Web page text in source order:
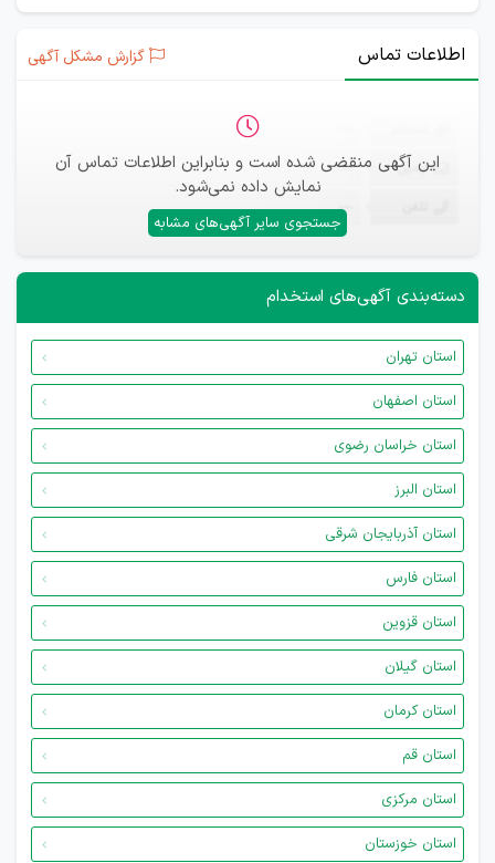
اطلاعات تماس گزارش مشکل آگهی
این آگهی منقضی شده است و بنابراین اطلاعات تماس آن
نمایش داده نمی‌شود.
جستجوی سایر آگهی‌های مشابه
ایمیل —
—
دسته‌بندی آگهی‌های استخدام
استان تهران
استان اصفهان
استان خراسان رضوی
استان البرز
استان آذربایجان شرقی
استان فارس
استان قزوین
استان گیلان
استان کرمان
استان قم
استان مرکزی
استان خوزستان